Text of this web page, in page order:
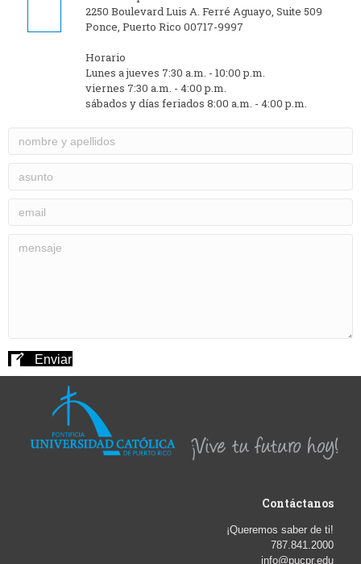
2250 Boulevard Luis A. Ferré Aguayo, Suite 509
Ponce, Puerto Rico 00717-9997
Horario
Lunes a jueves 7:30 a.m. - 10:00 p.m.
viernes 7:30 a.m. - 4:00 p.m.
sábados y días feriados 8:00 a.m. - 4:00 p.m.
Enviar
Contáctanos
¡Queremos saber de ti!
787.841.2000
info@pucpr.edu